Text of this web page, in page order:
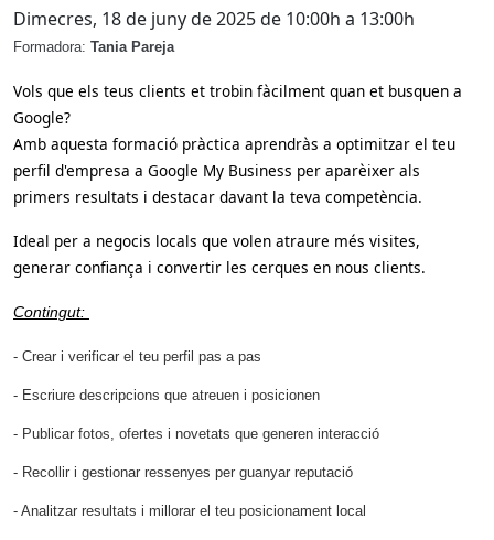
Dimecres, 18 de juny de 2025 de 10:00h a 13:00h
Formadora: Tania Pareja
Vols que els teus clients et trobin fàcilment quan et busquen a
Google?
Amb aquesta formació pràctica aprendràs a optimitzar el teu
perfil d'empresa a Google My Business per aparèixer als
primers resultats i destacar davant la teva competència.
Ideal per a negocis locals que volen atraure més visites,
generar confiança i convertir les cerques en nous clients.
Contingut:
- Crear i verificar el teu perfil pas a pas
- Escriure descripcions que atreuen i posicionen
- Publicar fotos, ofertes i novetats que generen interacció
- Recollir i gestionar ressenyes per guanyar reputació
- Analitzar resultats i millorar el teu posicionament local